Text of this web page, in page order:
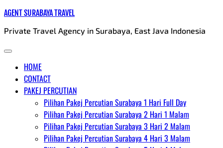
Skip
content
AGENT SURABAYA TRAVEL
Private Travel Agency in Surabaya, East Java Indonesia
HOME
CONTACT
PAKEJ PERCUTIAN
Pilihan Pakej Percutian Surabaya 1 Hari Full Day
Pilihan Pakej Percutian Surabaya 2 Hari 1 Malam
Pilihan Pakej Percutian Surabaya 3 Hari 2 Malam
Pilihan Pakej Percutian Surabaya 4 Hari 3 Malam